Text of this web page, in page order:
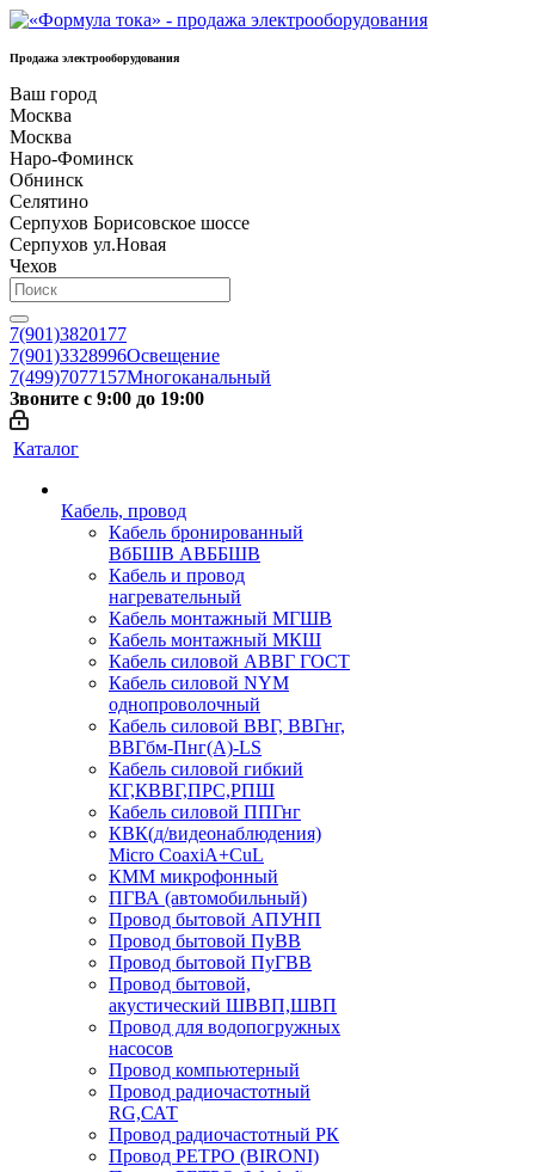
Продажа электрооборудования
Ваш город
Москва
Москва
Наро-Фоминск
Обнинск
Селятино
Серпухов Борисовское шоссе
Серпухов ул.Новая
Чехов
7(901)3820177
7(901)3328996Освещение
7(499)7077157Многоканальный
Звоните с 9:00 до 19:00
Каталог
Кабель, провод
Кабель бронированный
ВбБШВ АВББШВ
Кабель и провод
нагревательный
Кабель монтажный МГШВ
Кабель монтажный МКШ
Кабель силовой АВВГ ГОСТ
Кабель силовой NYM
однопроволочный
Кабель силовой ВВГ, ВВГнг,
ВВГбм-Пнг(А)-LS
Кабель силовой гибкий
КГ,КВВГ,ПРС,РПШ
Кабель силовой ППГнг
КВК(д/видеонаблюдения)
Micro CoaxiA+CuL
КММ микрофонный
ПГВА (автомобильный)
Провод бытовой АПУНП
Провод бытовой ПуВВ
Провод бытовой ПуГВВ
Провод бытовой,
акустический ШВВП,ШВП
Провод для водопогружных
насосов
Провод компьютерный
Провод радиочастотный
RG,САТ
Провод радиочастотный РК
Провод РЕТРО (BIRONI)